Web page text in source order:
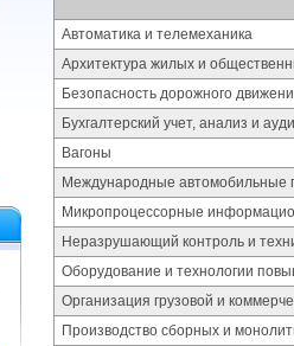
Автоматика и телемеханика
Архитектура жилых и
Безопасность дорожного
Бухгалтерский учет, анализ и
Вагоны
Международные автомобильные
Микропроцессорные
Неразрушающий контроль и
Оборудование и технологии
Организация грузовой и
Производство сборных и